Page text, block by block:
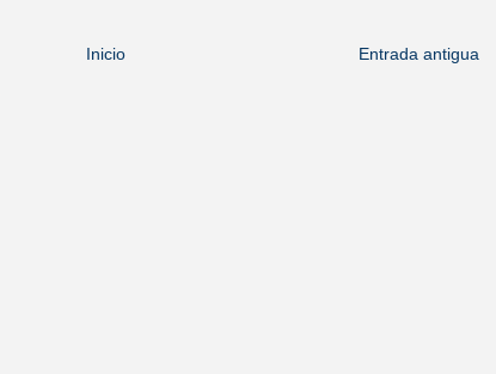
Entrada antigua
Inicio